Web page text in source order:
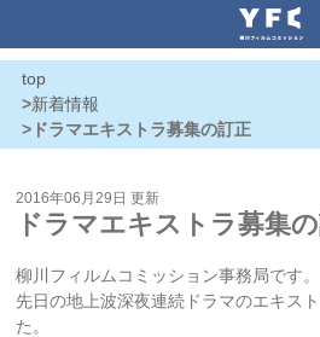
top
>新着情報
>ドラマエキストラ募集の訂正
2016年06月29日 更新
ドラマエキストラ募集
柳川フィルムコミッション事務局です。
先日の地上波深夜連続ドラマのエキス
た。